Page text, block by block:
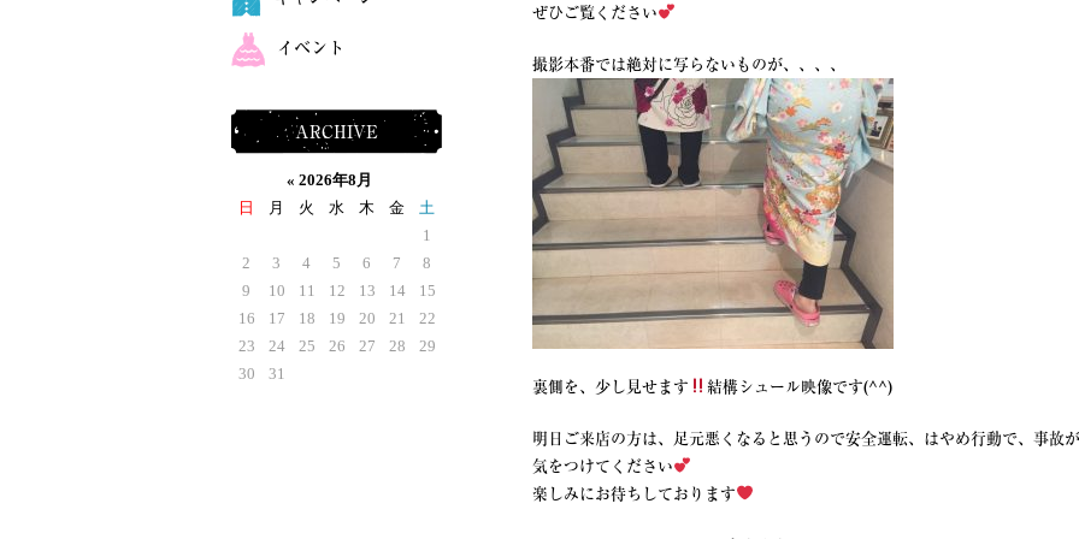
ぜひご覧ください
撮影本番では絶対に写らないものが、、、、
裏側を、少し見せます 結構シュール映像です(^^)
明日ご来店の方は、足元悪くなると思うので安全運転、はやめ行動で、事故
気をつけてください
楽しみにお待ちしております
イベント
ARCHIVE
« 2026年8月
日
月 火 水 木 金
土
1
2
3 4 5 6 7
8
9
10 11 12 13 14
15
16
17 18 19 20 21
22
23
24 25 26 27 28
29
30
31